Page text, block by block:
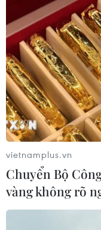
vietnamplus.vn
Chuyển Bộ
vàng không rõ